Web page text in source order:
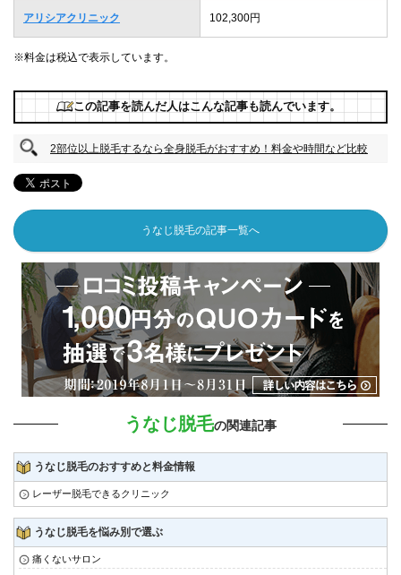
アリシアクリニック 102,300円
※料金は税込で表示しています。
この記事を読んだ人はこんな記事も読んでいます。
2部位以上脱毛するなら全身脱毛がおすすめ！料金や時間など比較
うなじ脱毛の記事一覧へ
うなじ脱毛の関連記事
うなじ脱毛のおすすめと料金情報
レーザー脱毛できるクリニック
うなじ脱毛を悩み別で選ぶ
痛くないサロン